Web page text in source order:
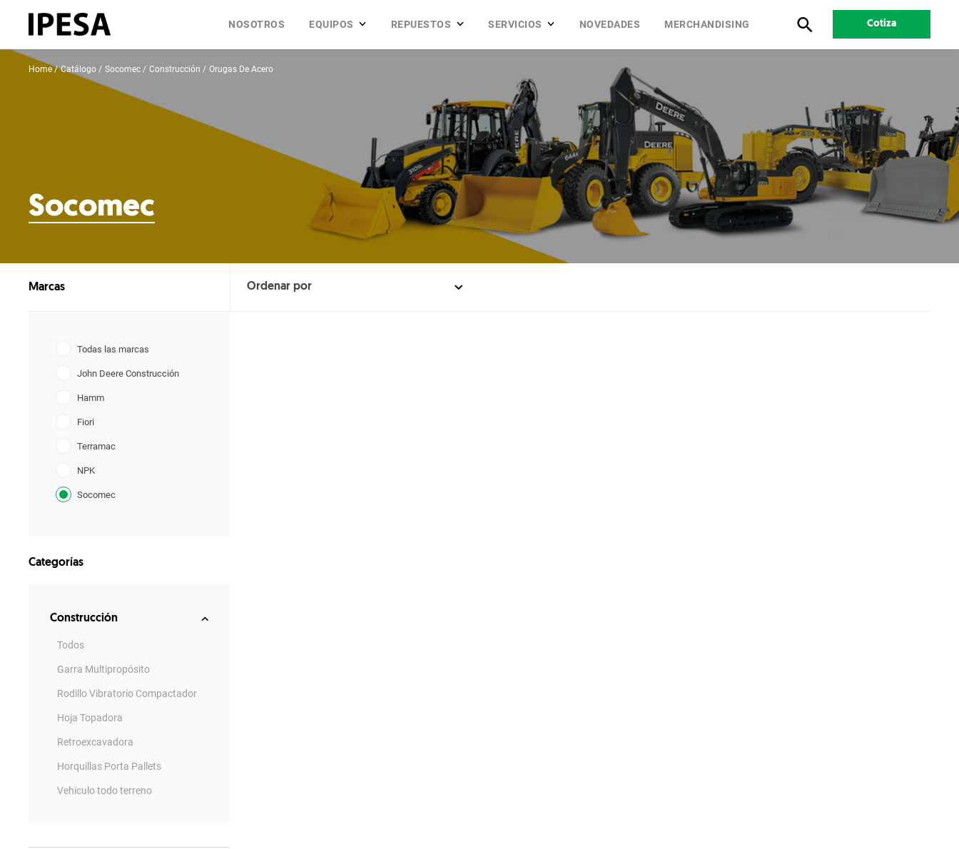
NOSOTROS EQUIPOS REPUESTOS SERVICIOS NOVEDADES MERCHANDISING Cotiza
Home Catálogo Socomec Construcción Orugas De Acero
Socomec
Marcas
Todas las marcas
John Deere Construcción
Hamm
Fiori
Terramac
NPK
Socomec
Categorías
Construcción
Todos
Garra Multipropósito
Rodillo Vibratorio Compactador
Hoja Topadora
Retroexcavadora
Horquillas Porta Pallets
Vehiculo todo terreno